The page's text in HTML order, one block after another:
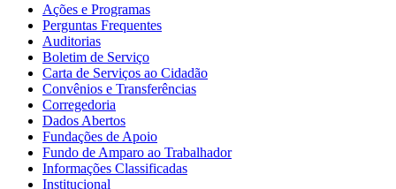
Ações e Programas
Perguntas Frequentes
Auditorias
Boletim de Serviço
Carta de Serviços ao Cidadão
Convênios e Transferências
Corregedoria
Dados Abertos
Fundações de Apoio
Fundo de Amparo ao Trabalhador
Informações Classificadas
Institucional